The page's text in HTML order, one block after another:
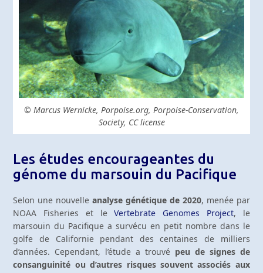
© Marcus Wernicke, Porpoise.org, Porpoise-Conservation,
Society, CC license
Les études encourageantes du
génome du marsouin du Pacifique
Selon une nouvelleanalyse génétique de 2020, menée par
NOAA Fisheries et leVertebrate Genomes Project, le
marsouin du Pacifique a survécu en petit nombre dans le
golfe de Californie pendant des centaines de milliers
d’années. Cependant, l’étude a trouvé peu de signes de
consanguinité ou d’autres risques souvent associés aux